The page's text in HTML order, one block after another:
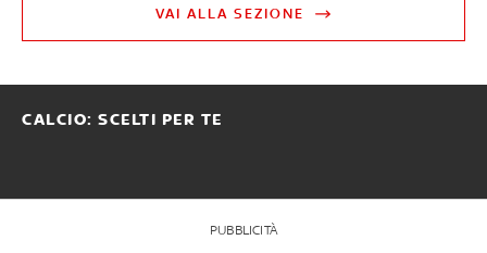
VAI ALLA SEZIONE
CALCIO: SCELTI PER TE
PUBBLICITÀ